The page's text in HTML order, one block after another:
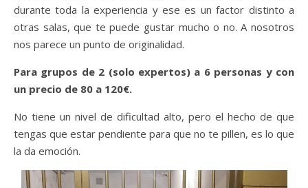
durante toda la experiencia y ese es un factor distinto a
otras salas, que te puede gustar mucho o no. A nosotros
nos parece un punto de originalidad.
Para grupos de 2 (solo expertos) a 6 personas y con
un precio de 80 a 120€.
No tiene un nivel de dificultad alto, pero el hecho de que
tengas que estar pendiente para que no te pillen, es lo que
la da emoción.